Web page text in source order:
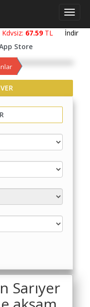
Kdvsiz: 67.59TL İndir
Store
Sarıyer